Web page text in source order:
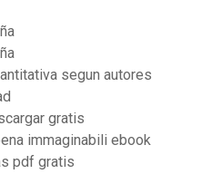
segun autores
gratis
immaginabili ebook
pdf gratis